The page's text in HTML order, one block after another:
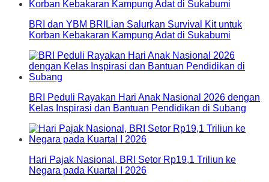
BRI dan YBM BRILian Salurkan Survival Kit untuk
Korban Kebakaran Kampung Adat di Sukabumi
BRI Peduli Rayakan Hari Anak Nasional 2026 dengan
Kelas Inspirasi dan Bantuan Pendidikan di Subang
Hari Pajak Nasional, BRI Setor Rp19,1 Triliun ke
Negara pada Kuartal I 2026